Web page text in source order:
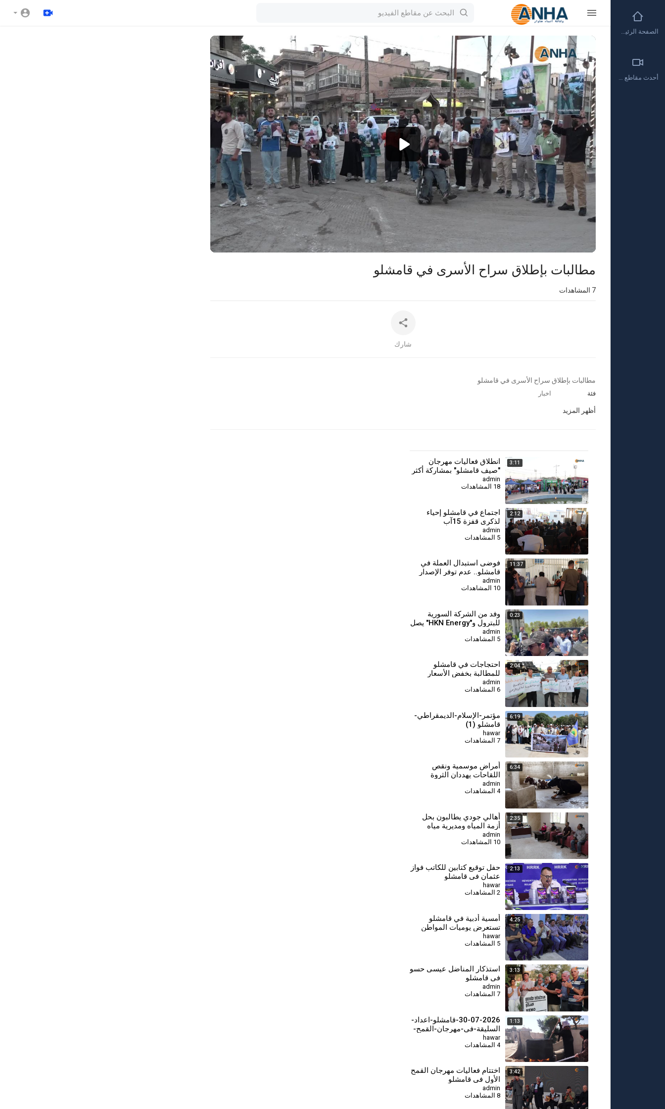
Video
Player
1080p
360p
240p
auto
مطالبات بإطلاق سراح الأسرى في قامشلو
7 المشاهدات
شارك
⁣مطالبات بإطلاق سراح الأسرى في قامشلو
فئة اخبار
أظهر المزيد
3:11
انطلاق فعاليات مهرجان
"صيف قامشلو" بمشاركة أكثر
من 200 شركة
admin
18 المشاهدات
2:12
اجتماع في قامشلو إحياء
لذكرى قفزة 15آب
admin
5 المشاهدات
11:37
⁣فوضى استبدال العملة في
قامشلو.. عدم توفر الإصدار
الجديد يفاقم معاناة
المواطنين
admin
10 المشاهدات
0:23
وفد من الشركة السورية
للبترول و"HKN Energy" يصل
إلى قامشلو
admin
5 المشاهدات
2:04
⁣احتجاجات في قامشلو
للمطالبة بخفض الأسعار
وتحسين الأوضاع المعيشية
admin
6 المشاهدات
6:19
مؤتمر-الإسلام-الديمقراطي-
قامشلو (1)
hawar
7 المشاهدات
6:34
⁣أمراض موسمية ونقص
اللقاحات يهددان الثروة
الحيوانية في قامشلو
admin
4 المشاهدات
2:35
أهالي جودي يطالبون بحل
أزمة المياه ومديرية مياه
قامشلو تتعهد بإجراءات
إسعافية
admin
10 المشاهدات
2:13
حفل توقيع كتابين للكاتب فواز
عثمان في قامشلو
hawar
2 المشاهدات
4:25
أمسية أدبية في قامشلو
تستعرض يوميات المواطن
السوري وهمومه المعيشية
hawar
5 المشاهدات
3:13
⁣استذكار المناضل عيسى حسو
في قامشلو
admin
7 المشاهدات
1:13
30-07-2026-قامشلو-اعداد-
السليقة-في-مهرجان-القمح-
الاول (8)
hawar
4 المشاهدات
3:42
اختتام فعاليات مهرجان القمح
الأول في قامشلو
admin
8 المشاهدات
الصفحة الرئيسية
أحدث مقاطع الفيديو